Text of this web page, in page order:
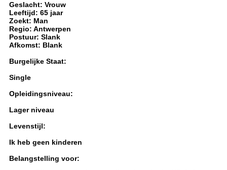
Geslacht: Vrouw
Leeftijd: 65 jaar
Zoekt: Man
Regio: Antwerpen
Postuur: Slank
Afkomst: Blank
Burgelijke Staat:
Single
Opleidingsniveau:
Lager niveau
Levenstijl:
Ik heb geen kinderen
Belangstelling voor: